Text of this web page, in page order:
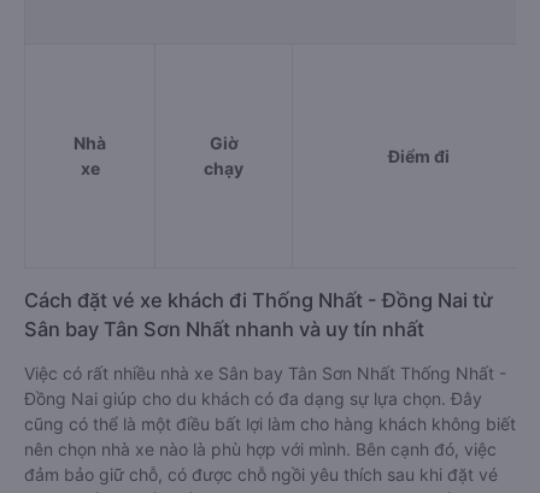
Nhà
xe
Giờ
chạy
Điểm đi
Cách đặt vé xe khách đi Thống Nhất - Đồng Nai từ
Sân bay Tân Sơn Nhất nhanh và uy tín nhất
Việc có rất nhiều nhà xe Sân bay Tân Sơn Nhất Thống Nhất -
Đồng Nai giúp cho du khách có đa dạng sự lựa chọn. Đây
cũng có thể là một điều bất lợi làm cho hàng khách không biết
nên chọn nhà xe nào là phù hợp với mình. Bên cạnh đó, việc
đảm bảo giữ chỗ, có được chỗ ngồi yêu thích sau khi đặt vé